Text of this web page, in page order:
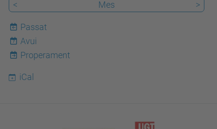
<
Mes >
Passat
7
Avui
Properament
iCal